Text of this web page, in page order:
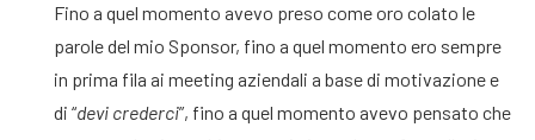
Fino a quel momento avevo preso come oro colato le
parole del mio Sponsor, fino a quel momento ero sempre
in prima fila ai meeting aziendali a base di motivazione e
di “devi crederci”, fino a quel momento avevo pensato che